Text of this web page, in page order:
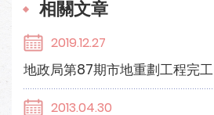
相關文章
2019.12.27
地政局第87期市地重劃工程完工
2013.04.30